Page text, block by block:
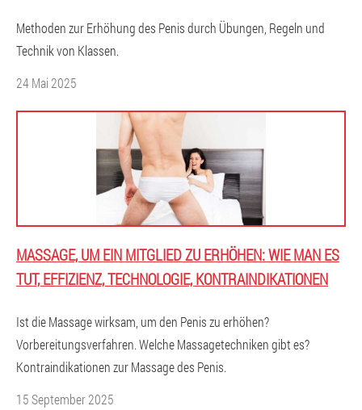
Methoden zur Erhöhung des Penis durch Übungen, Regeln und
Technik von Klassen.
24 Mai 2025
MASSAGE, UM EIN MITGLIED ZU ERHÖHEN: WIE MAN ES
TUT, EFFIZIENZ, TECHNOLOGIE, KONTRAINDIKATIONEN
Ist die Massage wirksam, um den Penis zu erhöhen?
Vorbereitungsverfahren. Welche Massagetechniken gibt es?
Kontraindikationen zur Massage des Penis.
15 September 2025